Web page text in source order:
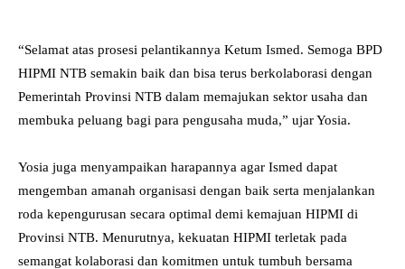
“Selamat atas prosesi pelantikannya Ketum Ismed. Semoga BPD
HIPMI NTB semakin baik dan bisa terus berkolaborasi dengan
Pemerintah Provinsi NTB dalam memajukan sektor usaha dan
membuka peluang bagi para pengusaha muda,” ujar Yosia.
Yosia juga menyampaikan harapannya agar Ismed dapat
mengemban amanah organisasi dengan baik serta menjalankan
roda kepengurusan secara optimal demi kemajuan HIPMI di
Provinsi NTB. Menurutnya, kekuatan HIPMI terletak pada
semangat kolaborasi dan komitmen untuk tumbuh bersama